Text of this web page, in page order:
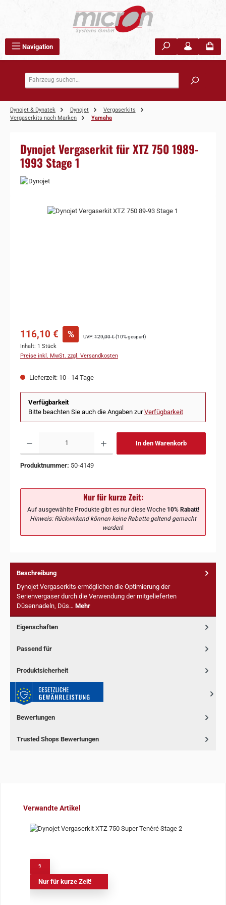
Navigation
Dynojet & Dynatek Dynojet
Vergaserkits
Vergaserkits nach Marken
Yamaha
Dynojet Vergaserkit für XTZ 750 1989-
1993 Stage 1
Bildergalerie überspringen
116,10 € % UVP:129,00 €(10% gespart)
Inhalt: 1 Stück
Preise inkl. MwSt. zzgl. Versandkosten
Lieferzeit: 10 - 14 Tage
Verfügbarkeit
Bitte beachten Sie auch die Angaben zurVerfügbarkeit
In den Warenkorb
Produktnummer: 50-4149
Nur für kurze Zeit:
Auf ausgewählte Produkte gibt es nur diese Woche10% Rabatt!
Hinweis: Rückwirkend können keine Rabatte geltend gemacht
werden!
Beschreibung
Dynojet Vergaserkits ermöglichen die Optimierung der
Serienvergaser durch die Verwendung der mitgelieferten
Düsennadeln, Düs… Mehr
Eigenschaften
Passend für
Produktsicherheit
Bewertungen
Trusted Shops Bewertungen
Produktgalerie überspringen
Verwandte Artikel
Nur für kurze Zeit!